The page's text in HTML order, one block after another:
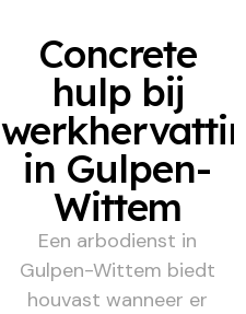
Concrete
hulp bij
in Gulpen-
Wittem
Een arbodienst in
Gulpen-Wittem biedt
houvast wanneer er